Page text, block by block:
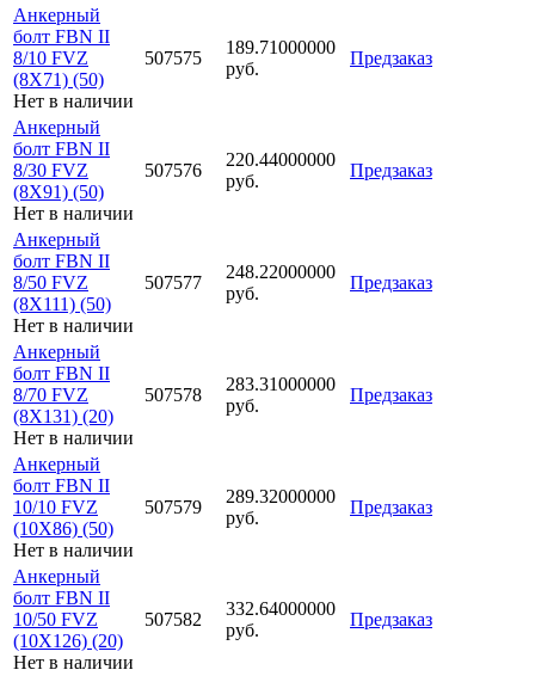
Анкерный
болт FBN II
8/10 FVZ
(8X71) (50)
Нет в наличии
507575
189.71000000
руб.
Предзаказ
Анкерный
болт FBN II
8/30 FVZ
(8X91) (50)
Нет в наличии
507576
220.44000000
руб.
Предзаказ
Анкерный
болт FBN II
8/50 FVZ
(8X111) (50)
Нет в наличии
507577
248.22000000
руб.
Предзаказ
Анкерный
болт FBN II
8/70 FVZ
(8X131) (20)
Нет в наличии
507578
283.31000000
руб.
Предзаказ
Анкерный
болт FBN II
10/10 FVZ
(10X86) (50)
Нет в наличии
507579
289.32000000
руб.
Предзаказ
Анкерный
болт FBN II
10/50 FVZ
(10X126) (20)
Нет в наличии
507582
332.64000000
руб.
Предзаказ